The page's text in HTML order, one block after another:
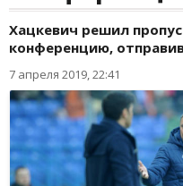
Хацкевич решил
конференцию,
7 апреля 2019, 22:41